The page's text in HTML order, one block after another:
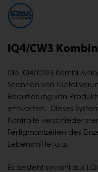
IQ4/CW3
Die IQ4/CW3 Kombi-
Scannen von
Reduzierung von
entworfen. Dieses
Kontrolle
Fertigmahlzeiten des
Lebensmittel u.a.
Es besteht sowohl aus